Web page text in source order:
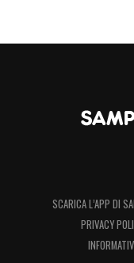
SCARICA L’APP DI
PRIVACY